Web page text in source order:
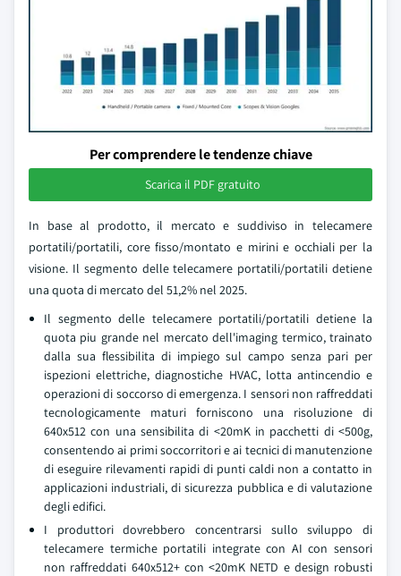
Per comprendere le tendenze chiave
Scarica il PDF gratuito
In base al prodotto, il mercato e suddiviso in telecamere
portatili/portatili, core fisso/montato e mirini e occhiali per la
visione. Il segmento delle telecamere portatili/portatili detiene
una quota di mercato del 51,2% nel 2025.
Il segmento delle telecamere portatili/portatili detiene la
quota piu grande nel mercato dell'imaging termico, trainato
dalla sua flessibilita di impiego sul campo senza pari per
ispezioni elettriche, diagnostiche HVAC, lotta antincendio e
operazioni di soccorso di emergenza. I sensori non raffreddati
tecnologicamente maturi forniscono una risoluzione di
640x512 con una sensibilita di <20mK in pacchetti di <500g,
consentendo ai primi soccorritori e ai tecnici di manutenzione
di eseguire rilevamenti rapidi di punti caldi non a contatto in
applicazioni industriali, di sicurezza pubblica e di valutazione
degli edifici.
I produttori dovrebbero concentrarsi sullo sviluppo di
telecamere termiche portatili integrate con AI con sensori
non raffreddati 640x512+ con <20mK NETD e design robusti